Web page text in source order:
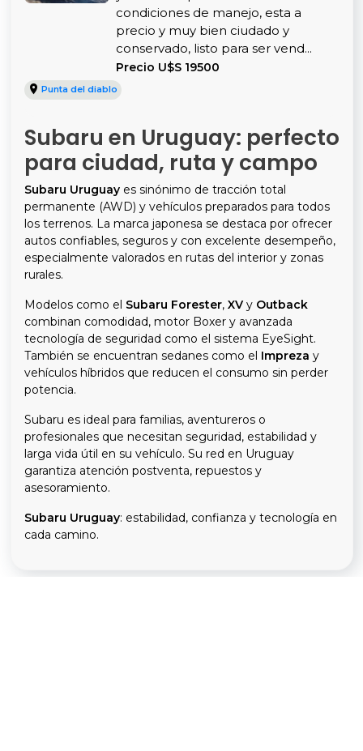
condiciones de manejo, esta a
precio y muy bien ciudado y
conservado, listo para ser vend...
Precio U$S 19500
Punta del diablo
Subaru en Uruguay: perfecto
para ciudad, ruta y campo
Subaru Uruguayes sinónimo de tracción total
permanente (AWD) y vehículos preparados para todos
los terrenos. La marca japonesa se destaca por ofrecer
autos confiables, seguros y con excelente desempeño,
especialmente valorados en rutas del interior y zonas
rurales.
Modelos como el Subaru Forester, XVy Outback
combinan comodidad, motor Boxer y avanzada
tecnología de seguridad como el sistema EyeSight.
También se encuentran sedanes como el Impreza y
vehículos híbridos que reducen el consumo sin perder
potencia.
Subaru es ideal para familias, aventureros o
profesionales que necesitan seguridad, estabilidad y
larga vida útil en su vehículo. Su red en Uruguay
garantiza atención postventa, repuestos y
asesoramiento.
Subaru Uruguay: estabilidad, confianza y tecnología en
cada camino.